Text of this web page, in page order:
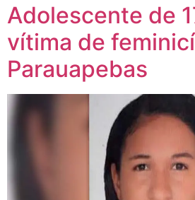
Adolescente de
vítima de
Parauapebas